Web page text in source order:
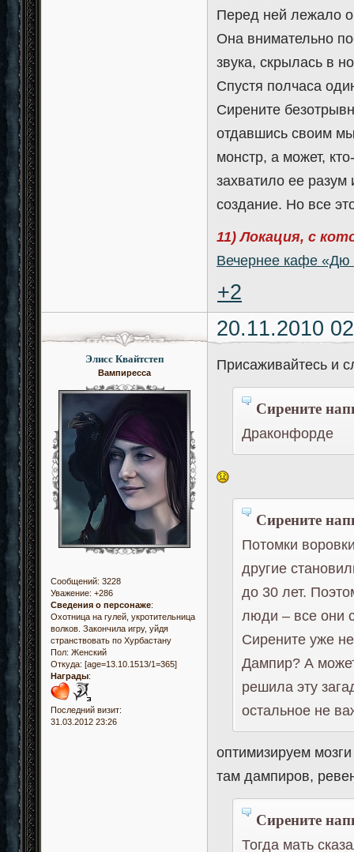
Перед ней лежало
Она внимательно
звука, скрылась в
Спустя полчаса
Сирените
отдавшись своим
монстр, а может,
захватило ее
создание. Но все
11) Локация, с
Вечернее кафе
+2
20.11.2010
Элисс Квайтстеп
Вампиресса
Сообщений: 3228
Уважение: +286
Сведения о персонаже:
Охотница на гулей, укротительница
волков. Закончила игру, уйдя
странствовать по Хурбастану
Пол: Женский
Откуда: [age=13.10.1513/1=365]
Награды:
Последний визит:
31.03.2012 23:26
Присаживайтесь и
Сирените
Драконфорде
Сирените
Потомки
другие
до 30 лет.
люди – все они
Сирените уже
Дампир? А
решила эту
остальное не
оптимизируем
там дампиров,
Сирените
Тогда мать